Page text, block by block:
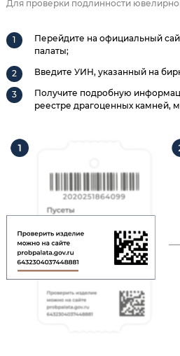
Для проверки подлинности
Перейдите на официальный
палаты;
Введите УИН, указанный на
Получите подробную
реестре драгоценных камней,